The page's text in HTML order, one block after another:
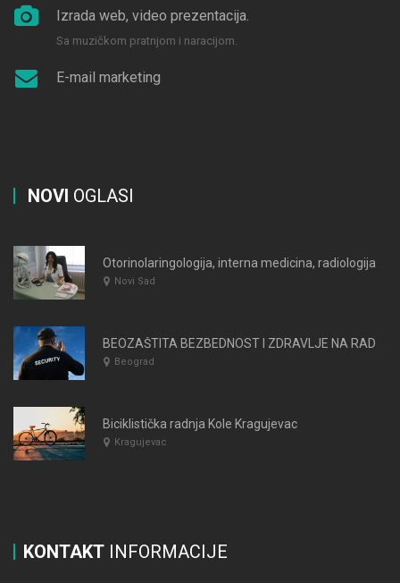
Izrada web, video prezentacija.
Sa muzičkom pratnjom i naracijom.
E-mail marketing
NOVI OGLASI
Novi Sad
Beograd
Biciklistička radnja Kole Kragujevac
Kragujevac
KONTAKT INFORMACIJE